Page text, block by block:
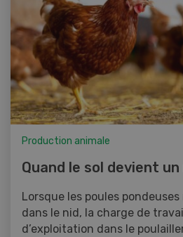
Production animale
Quand le sol devient un
Lorsque les poules
dans le nid, la charge de
d’exploitation dans le